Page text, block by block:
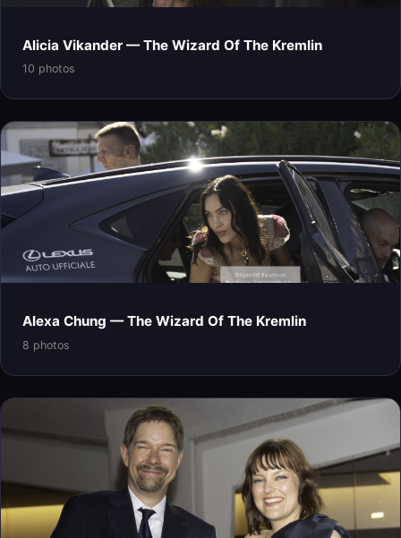
Alicia Vikander — The Wizard Of The Kremlin
10 photos
Alexa Chung — The Wizard Of The Kremlin
8 photos